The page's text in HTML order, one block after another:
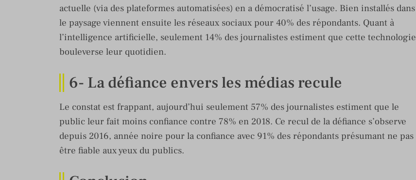
actuelle (via des plateformes automatisées) en a démocratisé l’usage. Bien installés dans
le paysage viennent ensuite les réseaux sociaux pour 40% des répondants. Quant à
l’intelligence artificielle, seulement 14% des journalistes estiment que cette technologie
bouleverse leur quotidien.
6- La défiance envers les médias recule
Le constat est frappant, aujourd’hui seulement 57% des journalistes estiment que le
public leur fait moins confiance contre 78% en 2018. Ce recul de la défiance s’observe
depuis 2016, année noire pour la confiance avec 91% des répondants présumant ne pas
être fiable aux yeux du publics.